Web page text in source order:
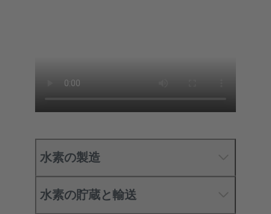
水素の製造
水素の貯蔵と輸送